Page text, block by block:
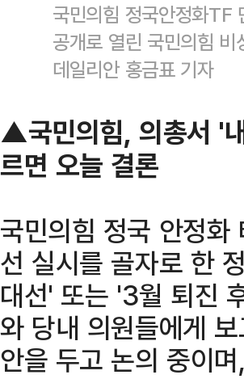
국민의힘 정국안정화TF
공개로 열린 국민의힘
데일리안 홍금표 기자
▲국민의힘, 의총서 '
르면 오늘 결론
국민의힘 정국 안정
선 실시를 골자로 한
대선' 또는 '3월 퇴진
와 당내 의원들에게
안을 두고 논의 중이